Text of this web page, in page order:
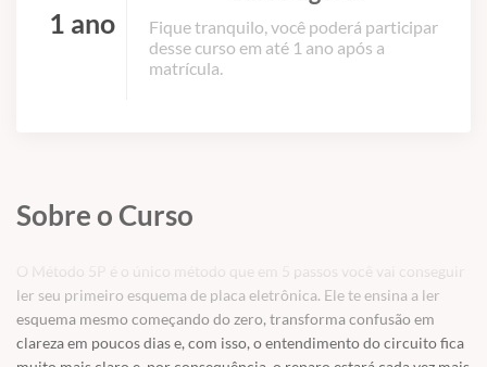
1 ano
Fique tranquilo, você poderá participar
desse curso em até 1 ano após a
matrícula.
Sobre o Curso
O Método 5P é o único método que em 5 passos você vai conseguir
ler seu primeiro esquema de placa eletrônica. Ele te ensina a ler
esquema mesmo começando do zero, transforma confusão em
clareza em poucos dias e, com isso, o entendimento do circuito fica